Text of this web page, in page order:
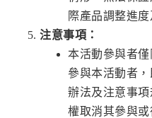
際產品調整進
注意事項：
本活動參與者
參與本活動者
辦法及注意事
權取消其參與